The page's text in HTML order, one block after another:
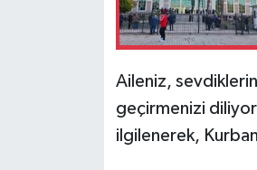
Aileniz,
geçirmenizi
ilgilenerek,